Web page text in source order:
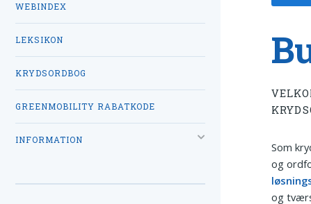
Som
og
og
WEBINDEX
LEKSIKON
KRYDSORDBOG
GREENMOBILITY RABATKODE
INFORMATION